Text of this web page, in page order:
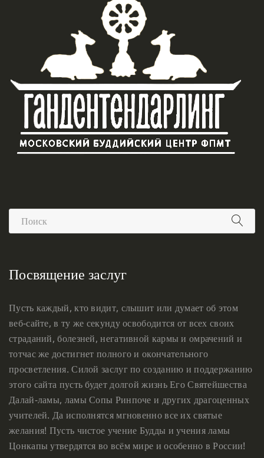
Посвящение заслуг
Пусть каждый, кто видит, слышит или думает об этом
веб-сайте, в ту же секунду освободится от всех своих
страданий, болезней, негативной кармы и омрачений и
тотчас же достигнет полного и окончательного
просветления. Силой заслуг по созданию и поддержанию
этого сайта пусть будет долгой жизнь Его Святейшества
Далай-ламы, ламы Сопы Ринпоче и других драгоценных
учителей. Да исполнятся мгновенно все их святые
желания! Пусть чистое учение Будды и учения ламы
Цонкапы утвердятся во всём мире и особенно в России!